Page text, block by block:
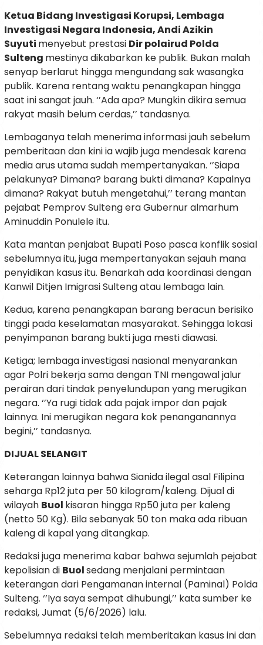
Ketua Bidang Investigasi Korupsi, Lembaga
Investigasi Negara Indonesia, Andi Azikin
Suyuti menyebut prestasi Dir polairud Polda
Sulteng mestinya dikabarkan ke publik. Bukan malah
senyap berlarut hingga mengundang sak wasangka
publik. Karena rentang waktu penangkapan hingga
saat ini sangat jauh. ‘’Ada apa? Mungkin dikira semua
rakyat masih belum cerdas,’’ tandasnya.
Lembaganya telah menerima informasi jauh sebelum
pemberitaan dan kini ia wajib juga mendesak karena
media arus utama sudah mempertanyakan. ‘’Siapa
pelakunya? Dimana? barang bukti dimana? Kapalnya
dimana? Rakyat butuh mengetahui,’’ terang mantan
pejabat Pemprov Sulteng era Gubernur almarhum
Aminuddin Ponulele itu.
Kata mantan penjabat Bupati Poso pasca konflik sosial
sebelumnya itu, juga mempertanyakan sejauh mana
penyidikan kasus itu. Benarkah ada koordinasi dengan
Kanwil Ditjen Imigrasi Sulteng atau lembaga lain.
Kedua, karena penangkapan barang beracun berisiko
tinggi pada keselamatan masyarakat. Sehingga lokasi
penyimpanan barang bukti juga mesti diawasi.
Ketiga; lembaga investigasi nasional menyarankan
agar Polri bekerja sama dengan TNI mengawal jalur
perairan dari tindak penyelundupan yang merugikan
negara. ‘’Ya rugi tidak ada pajak impor dan pajak
lainnya. Ini merugikan negara kok penanganannya
begini,’’ tandasnya.
DIJUAL SELANGIT
Keterangan lainnya bahwa Sianida ilegal asal Filipina
seharga Rp12 juta per 50 kilogram/kaleng. Dijual di
wilayah Buol kisaran hingga Rp50 juta per kaleng
(netto 50 Kg). Bila sebanyak 50 ton maka ada ribuan
kaleng di kapal yang ditangkap.
Redaksi juga menerima kabar bahwa sejumlah pejabat
kepolisian di Buolsedang menjalani permintaan
keterangan dari Pengamanan internal (Paminal) Polda
Sulteng. ‘’Iya saya sempat dihubungi,’’ kata sumber ke
redaksi, Jumat (5/6/2026) lalu.
Sebelumnya redaksi telah memberitakan kasus ini dan